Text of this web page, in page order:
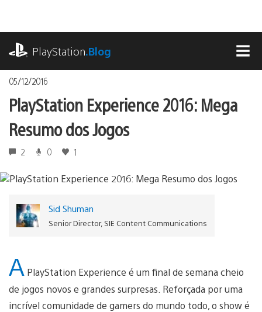
o
conteúdoPlayStation.Blog
05/12/2016
PlayStation Experience 2016: Mega
Resumo dos Jogos
2 0 1
Sid Shuman
Senior Director, SIE Content Communications
A PlayStation Experience é um final de semana cheio
de jogos novos e grandes surpresas. Reforçada por uma
incrível comunidade de gamers do mundo todo, o show é